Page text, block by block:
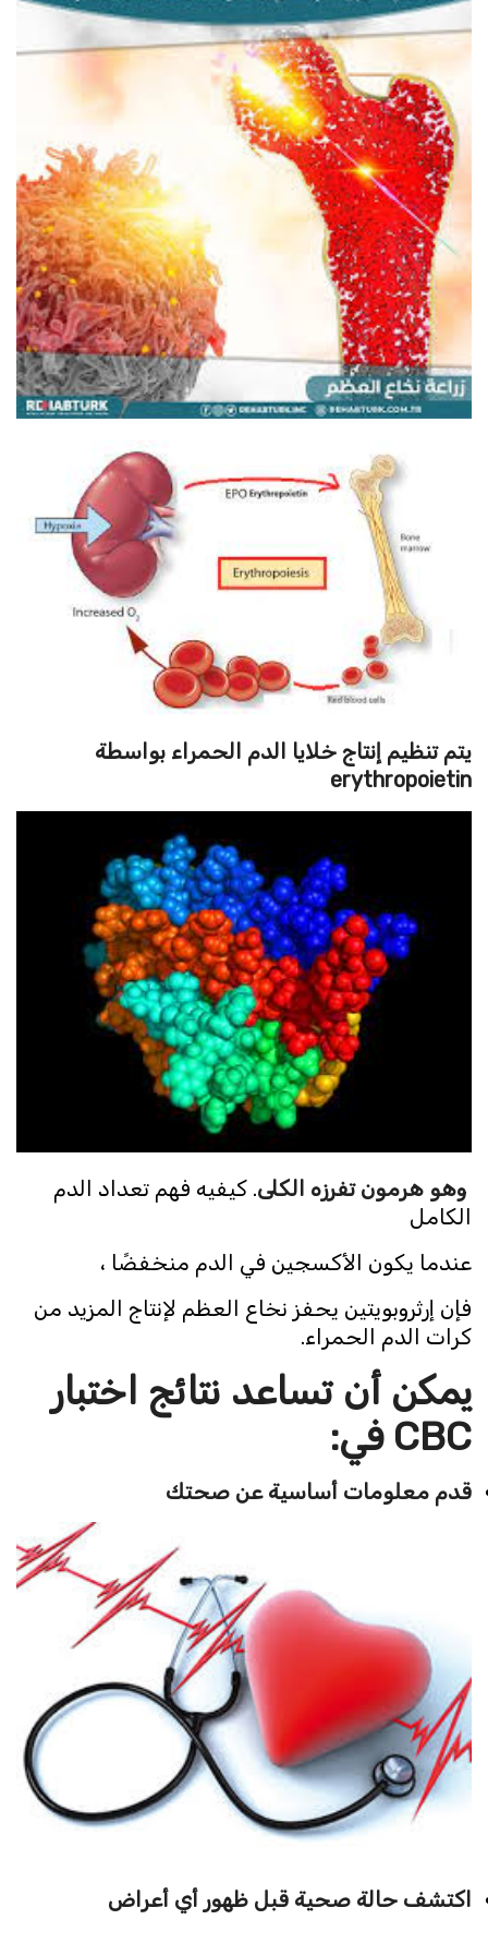
يتم تنظيم إنتاج خلايا الدم الحمراء بواسطة
erythropoietin
وهو هرمون تفرزه الكلى. كيفيه فهم تعداد الدم
الكامل
عندما يكون الأكسجين في الدم منخفضًا ،
فإن إرثروبويتين يحفز نخاع العظم لإنتاج المزيد من
كرات الدم الحمراء.
يمكن أن تساعد نتائج اختبار
CBC في:
قدم معلومات أساسية عن صحتك
اكتشف حالة صحية قبل ظهور أي أعراض